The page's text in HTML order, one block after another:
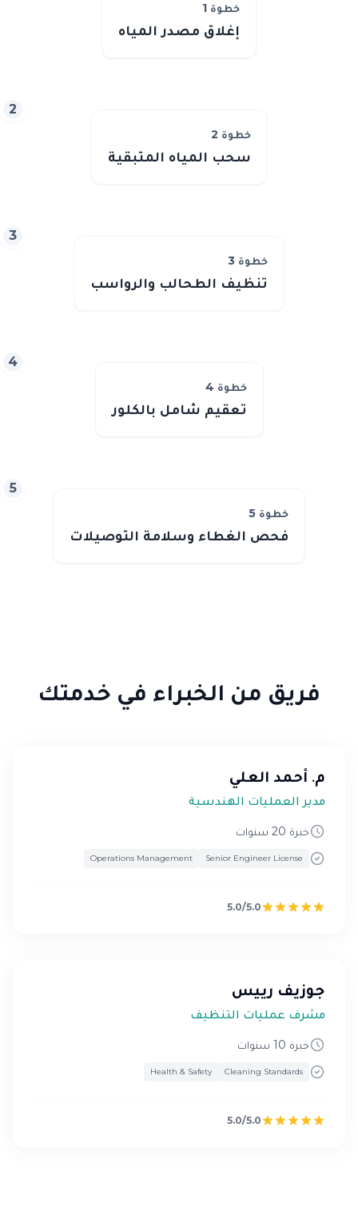
خطوة 1
إغلاق مصدر المياه
خطوة 2
سحب المياه المتبقية
2
خطوة 3
تنظيف الطحالب والرواسب
3
خطوة 4
تعقيم شامل بالكلور
4
خطوة 5
فحص الغطاء وسلامة التوصيلات
5
فريق من الخبراء في خدمتك
م. أحمد العلي
مدير العمليات الهندسية
خبرة 20 سنوات
Senior Engineer License
Operations Management
5.0/5.0
جوزيف رييس
مشرف عمليات التنظيف
خبرة 10 سنوات
Cleaning Standards
Health & Safety
5.0/5.0